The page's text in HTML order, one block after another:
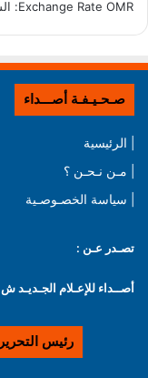
Exchange Rate OMR
:
صـحـيـفـة أصـــداء
| الرئيسية
| مـن نـحـن ؟
| سياسة الخصـوصـية
تصـدر عـن :
أصــداء للإعـلام الجـديـد
رئيس